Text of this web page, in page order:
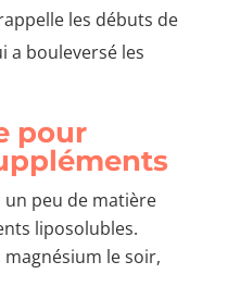
les débuts de
a bouleversé les
pour
un peu de matière
liposolubles.
magnésium le soir,